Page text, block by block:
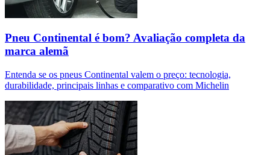
Pneu Continental é bom? Avaliação completa da
marca alemã
Entenda se os pneus Continental valem o preço: tecnologia,
durabilidade, principais linhas e comparativo com Michelin